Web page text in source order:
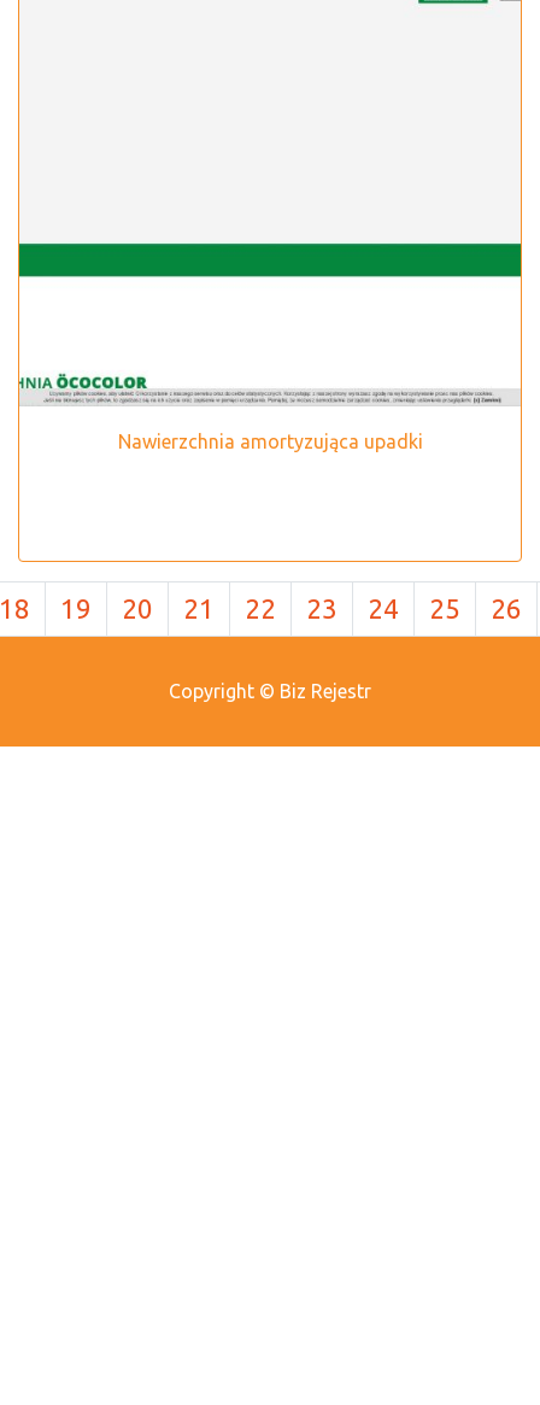
Nawierzchnia amortyzująca upadki
18 19 20 21 22 23 24 25 26
Copyright © Biz Rejestr